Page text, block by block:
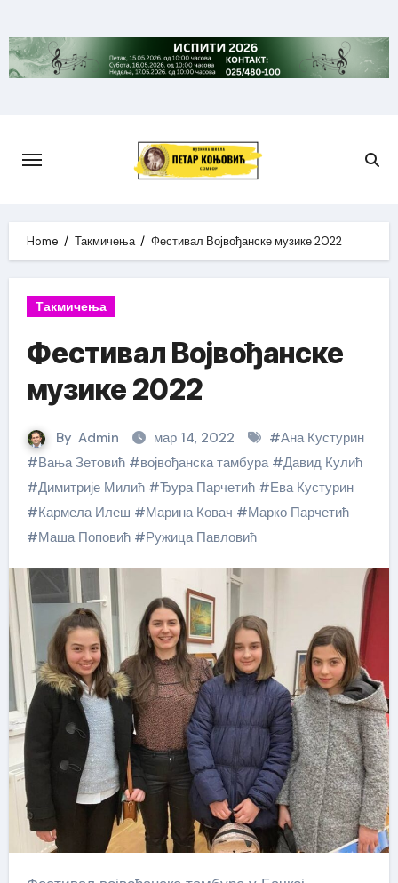
to
content
Home Такмичења Фестивал Војвођанске музике 2022
Такмичења
Фестивал Војвођанске
музике 2022
By Admin мар 14, 2022 #Ана Кустурин
#Вања Зетовић#војвођанска тамбура#Давид Кулић
#Димитрије Милић#Ђура Парчетић#Ева Кустурин
#Кармела Илеш #Марина Ковач #Марко Парчетић
#Маша Поповић#Ружица Павловић